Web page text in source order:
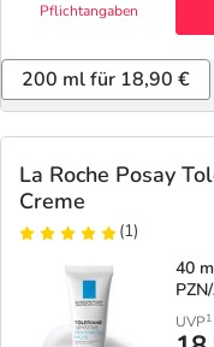
Pflichtangaben
200 ml für 18,90 €
La Roche Posay
Creme
(1)
40
UVP1